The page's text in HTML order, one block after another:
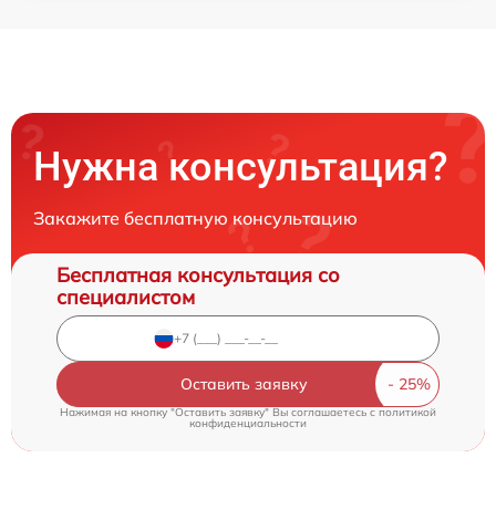
Нужна консультация?
Закажите бесплатную консультацию
Бесплатная консультация со
специалистом
Оставить заявку
Нажимая на кнопку "Оставить заявку" Вы соглашаетесь cполитикой
конфиденциальности